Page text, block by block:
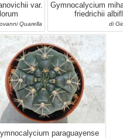
var.
Quarella
Gymnocalycium
friedrichii
di
paraguayense